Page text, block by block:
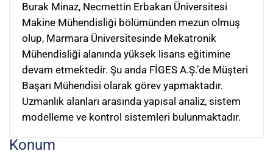
Burak Minaz, Necmettin Erbakan Üniversitesi
Makine Mühendisliği bölümünden mezun olmuş
olup, Marmara Üniversitesinde Mekatronik
Mühendisliği alanında yüksek lisans eğitimine
devam etmektedir. Şu anda FİGES A.Ş.’de Müşteri
Başarı Mühendisi olarak görev yapmaktadır.
Uzmanlık alanları arasında yapısal analiz, sistem
modelleme ve kontrol sistemleri bulunmaktadır.
Konum